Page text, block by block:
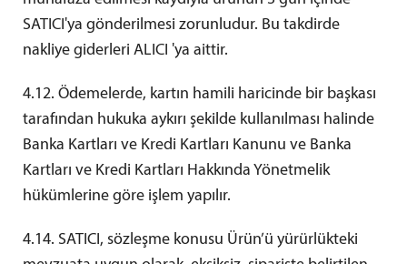
SATICI'ya gönderilmesi zorunludur. Bu takdirde
nakliye giderleri ALICI 'ya aittir.
4.12. Ödemelerde, kartın hamili haricinde bir başkası
tarafından hukuka aykırı şekilde kullanılması halinde
Banka Kartları ve Kredi Kartları Kanunu ve Banka
Kartları ve Kredi Kartları Hakkında Yönetmelik
hükümlerine göre işlem yapılır.
4.14. SATICI, sözleşme konusu Ürün’ü yürürlükteki